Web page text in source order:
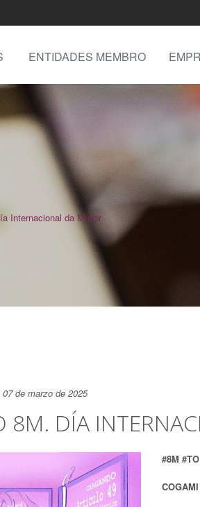
ENTIDADES MEMBRO
Internacional da Muller
07 de marzo de 2025
8M. DÍA
#8M